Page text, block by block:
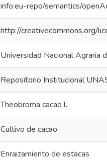
info:eu-repo/semantics/
http://creativecommons.org/
Universidad Nacional Agraria
Repositorio Institucional
Theobroma cacao l.
Cultivo de cacao
Enraizamiento de estacas